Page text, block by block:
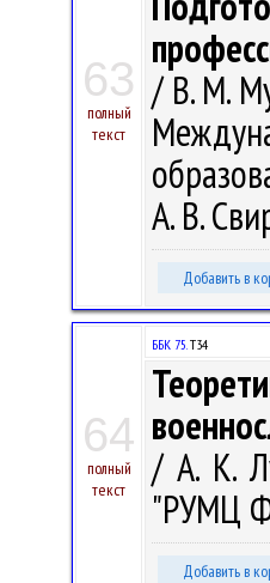
63
полный
текст
/ В. М.
А. В.
Добавить в
64
полный
текст
ББК 75.Т34
/ А. К.
"РУМЦ
Добавить в